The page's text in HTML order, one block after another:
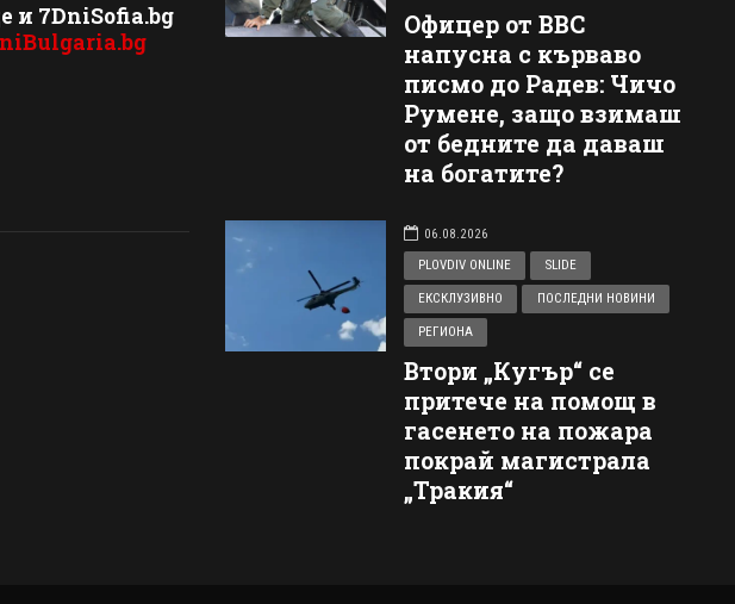
и 7DniSofia.bg
Офицер от ВВС
напусна с кърваво
писмо до Радев: Чичо
Румене, защо взимаш
от бедните да даваш
на богатите?
06.08.2026
PLOVDIV ONLINE
SLIDE
ЕКСКЛУЗИВНО ПОСЛЕДНИ НОВИНИ
РЕГИОНА
Втори „Кугър“ се
притече на помощ в
гасенето на пожара
покрай магистрала
„Тракия“